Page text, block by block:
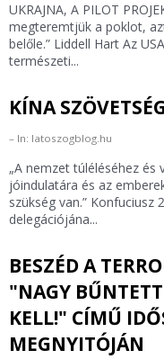
UKRAJNA, A PILOT
megteremtjük a poklot,
belőle.” Liddell Hart Az
természeti...
KÍNA
In: latoszogblog.hu
„A nemzet túléléséhez és
jóindulatára és az
szükség van.” Konfuciusz
delegációjána...
BESZÉD A
"NAGY
KELL!" CÍMŰ
MEGNYITÓJÁN